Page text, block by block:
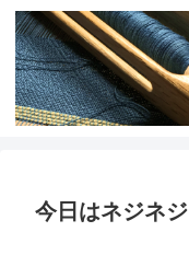
今日はネジネジ